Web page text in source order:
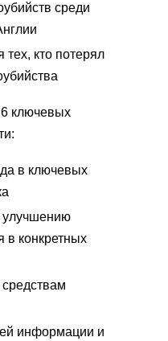
среди
кто потерял
ключевых
в ключевых
улучшению
в конкретных
информации и